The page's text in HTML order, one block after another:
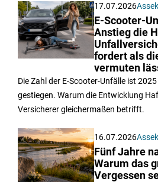
17.07.2026
E-Scooter-
Anstieg die
fordert als
vermuten
Die Zahl der E-Scooter-Unfälle ist
gestiegen. Warum die Entwicklung
Versicherer gleichermaßen betrifft.
16.07.2026
Fünf Jahre
Warum das
Vergessen